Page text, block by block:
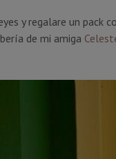
y regalare un pack
de mi amiga